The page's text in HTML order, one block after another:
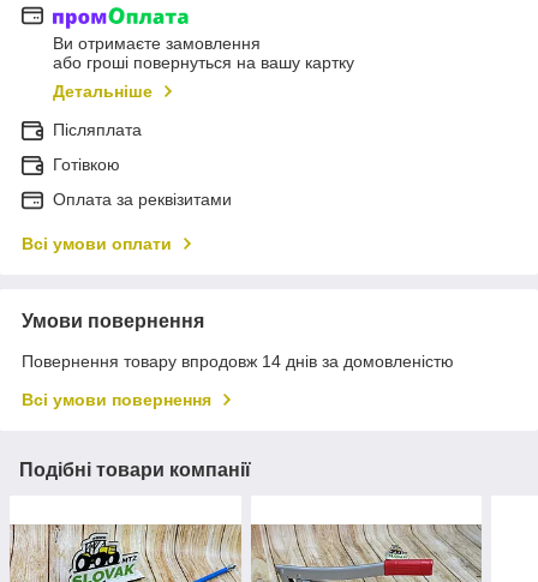
Ви отримаєте замовлення
або гроші повернуться на вашу картку
Детальніше
Післяплата
Готівкою
Оплата за реквізитами
Всі умови оплати
Умови повернення
Повернення товару впродовж 14 днів за домовленістю
Всі умови повернення
Подібні товари компанії